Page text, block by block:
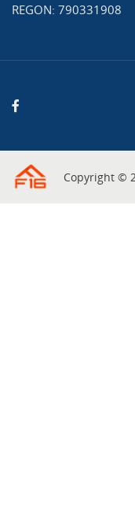
REGON: 790331908
Copyright ©